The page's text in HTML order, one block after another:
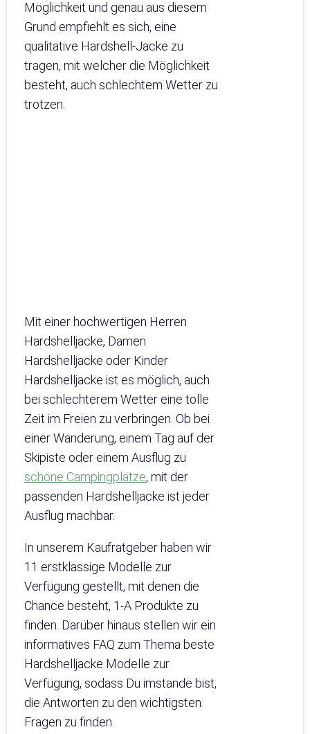
Möglichkeit und genau aus diesem
Grund empfiehlt es sich, eine
qualitative Hardshell-Jacke zu
tragen, mit welcher die Möglichkeit
besteht, auch schlechtem Wetter zu
trotzen.
Mit einer hochwertigen Herren
Hardshelljacke, Damen
Hardshelljacke oder Kinder
Hardshelljacke ist es möglich, auch
bei schlechterem Wetter eine tolle
Zeit im Freien zu verbringen. Ob bei
einer Wanderung, einem Tag auf der
Skipiste oder einem Ausflug zu
schöne Campingplätze, mit der
passenden Hardshelljacke ist jeder
Ausflug machbar.
In unserem Kaufratgeber haben wir
11 erstklassige Modelle zur
Verfügung gestellt, mit denen die
Chance besteht, 1-A Produkte zu
finden. Darüber hinaus stellen wir ein
informatives FAQ zum Thema beste
Hardshelljacke Modelle zur
Verfügung, sodass Du imstande bist,
die Antworten zu den wichtigsten
Fragen zu finden.